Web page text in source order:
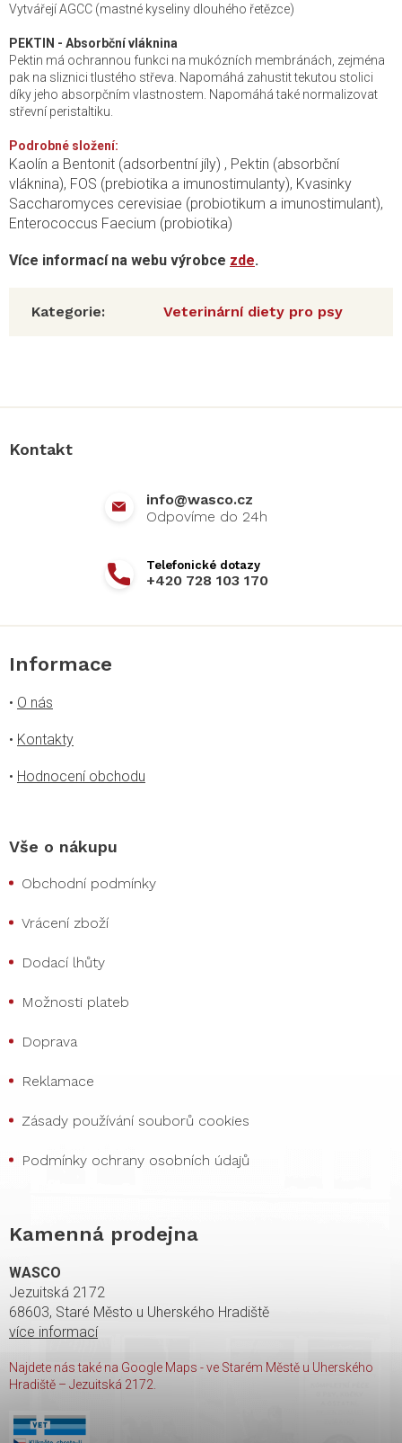
Vytvářejí AGCC (mastné kyseliny dlouhého řetězce)
PEKTIN - Absorbční vláknina
Pektin má ochrannou funkci na mukózních membránách, zejména
pak na sliznici tlustého střeva. Napomáhá zahustit tekutou stolici
díky jeho absorpčním vlastnostem. Napomáhá také normalizovat
střevní peristaltiku.
Podrobné složení:
Kaolín a Bentonit (adsorbentní jíly) , Pektin (absorbční
vláknina), FOS (prebiotika a imunostimulanty), Kvasinky
Saccharomyces cerevisiae (probiotikum a imunostimulant),
Enterococcus Faecium (probiotika)
Více informací na webu výrobce zde.
Kategorie: Veterinární diety pro psy
Kontakt
info@wasco.cz
+420 728 103 170
Informace
• O nás
• Kontakty
• Hodnocení obchodu
Vše o nákupu
Obchodní podmínky
Vrácení zboží
Dodací lhůty
Možnosti plateb
Doprava
Reklamace
Zásady používání souborů cookies
Podmínky ochrany osobních údajů
Kamenná prodejna
WASCO
Jezuitská 2172
68603, Staré Město u Uherského Hradiště
více informací
Najdete nás také na Google Maps - ve Starém Městě u Uherského
Hradiště – Jezuitská 2172.